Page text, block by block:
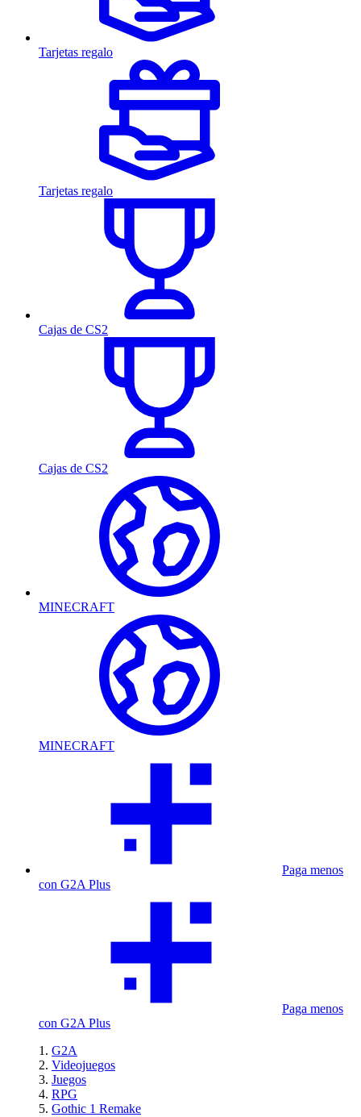
Tarjetas regalo
Tarjetas regalo
Cajas de CS2
Cajas de CS2
MINECRAFT
MINECRAFT
Paga menos
con G2A Plus
Paga menos
con G2A Plus
G2A
Videojuegos
Juegos
RPG
Gothic 1 Remake